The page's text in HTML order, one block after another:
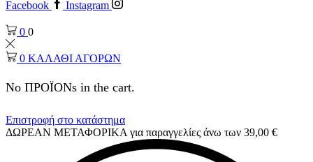
Facebook Instagram
0 0
0 ΚΑΛΑΘΙ ΑΓΟΡΩΝ
No ΠΡΟΪΟΝs in the cart.
Επιστροφή στο κατάστημα
ΔΩΡΕΑΝ ΜΕΤΑΦΟΡΙΚΑ για παραγγελίες άνω των 39,00 €